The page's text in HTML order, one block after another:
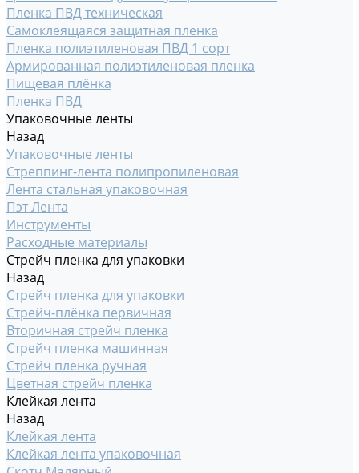
Пленка ПВД техническая
Самоклеящаяся защитная пленка
Пленка полиэтиленовая ПВД 1 сорт
Армированная полиэтиленовая пленка
Пищевая плёнка
Пленка ПВД
Упаковочные ленты
Назад
Упаковочные ленты
Стреппинг-лента полипропиленовая
Лента стальная упаковочная
Пэт Лента
Инструменты
Расходные материалы
Стрейч пленка для упаковки
Назад
Стрейч пленка для упаковки
Стрейч-плёнка первичная
Вторичная стрейч пленка
Стрейч пленка машинная
Стрейч пленка ручная
Цветная стрейч пленка
Клейкая лента
Назад
Клейкая лента
Клейкая лента упаковочная